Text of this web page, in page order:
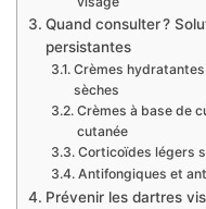
Quand consulter ?
persistantes
Crèmes
sèches
Crèmes à base de
cutanée
Corticoïdes légers
Antifongiques et
Prévenir les dartres